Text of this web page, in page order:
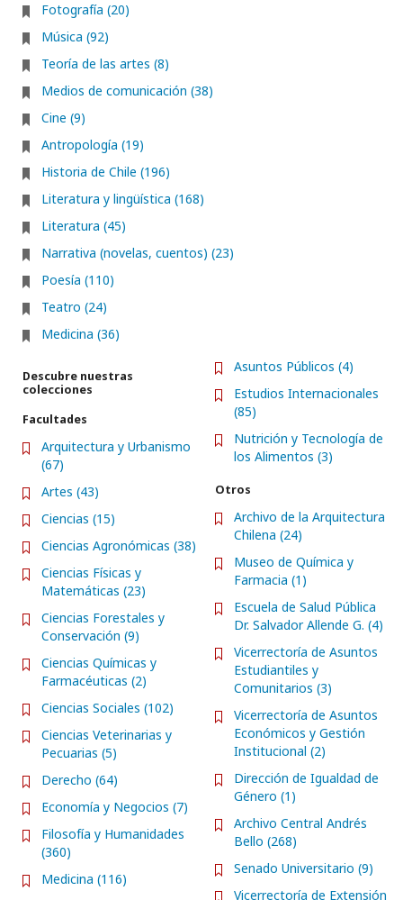
Fotografía (20)
Música (92)
Teoría de las artes (8)
Medios de comunicación (38)
Cine (9)
Antropología (19)
Historia de Chile (196)
Literatura y lingüística (168)
Literatura (45)
Narrativa (novelas, cuentos) (23)
Poesía (110)
Teatro (24)
Medicina (36)
Descubre nuestras
colecciones
Facultades
Arquitectura y Urbanismo
(67)
Artes (43)
Ciencias (15)
Ciencias Agronómicas (38)
Ciencias Físicas y
Matemáticas (23)
Ciencias Forestales y
Conservación (9)
Ciencias Químicas y
Farmacéuticas (2)
Ciencias Sociales (102)
Ciencias Veterinarias y
Pecuarias (5)
Derecho (64)
Economía y Negocios (7)
Filosofía y Humanidades
(360)
Medicina (116)
Asuntos Públicos (4)
Estudios Internacionales
(85)
Nutrición y Tecnología de
los Alimentos (3)
Otros
Archivo de la Arquitectura
Chilena (24)
Museo de Química y
Farmacia (1)
Escuela de Salud Pública
Dr. Salvador Allende G. (4)
Vicerrectoría de Asuntos
Estudiantiles y
Comunitarios (3)
Vicerrectoría de Asuntos
Económicos y Gestión
Institucional (2)
Dirección de Igualdad de
Género (1)
Archivo Central Andrés
Bello (268)
Senado Universitario (9)
Vicerrectoría de Extensión